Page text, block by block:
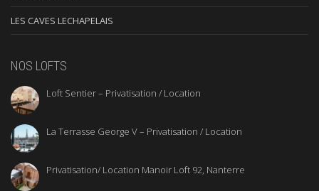
LES CAVES LECHAPELAIS
NOS LOFTS
Loft Sentier – Privatisation / Location
La Terrasse George V – Privatisation / Location
Privatisation/ Location Manoir Loft 92, Nanterre